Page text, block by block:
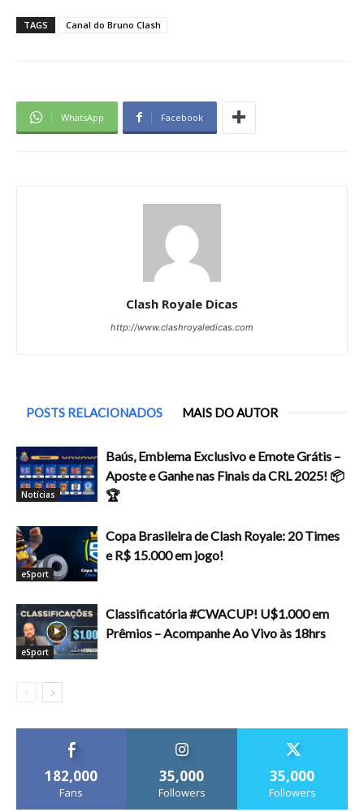
TAGS Canal do Bruno Clash
WhatsApp Facebook
Clash Royale Dicas
http://www.clashroyaledicas.com
POSTS RELACIONADOS MAIS DO AUTOR
Notícias
Baús, Emblema Exclusivo e Emote Grátis –
Aposte e Ganhe nas Finais da CRL 2025! 📦
🏆
eSport
Copa Brasileira de Clash Royale: 20 Times
e R$ 15.000 em jogo!
eSport
Classificatória #CWACUP! U$1.000 em
Prêmios – Acompanhe Ao Vivo às 18hrs
182,000
Fans
35,000
Followers
35,000
Followers